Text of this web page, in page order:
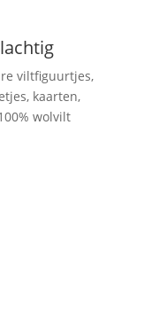
viltfiguurtjes,
kaarten,
wolvilt